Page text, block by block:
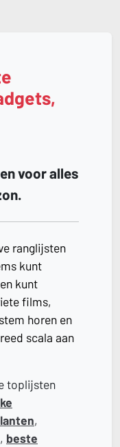
voor alles
ranglijsten
kunt
kunt
films,
horen en
scala aan
toplijsten
,
, beste